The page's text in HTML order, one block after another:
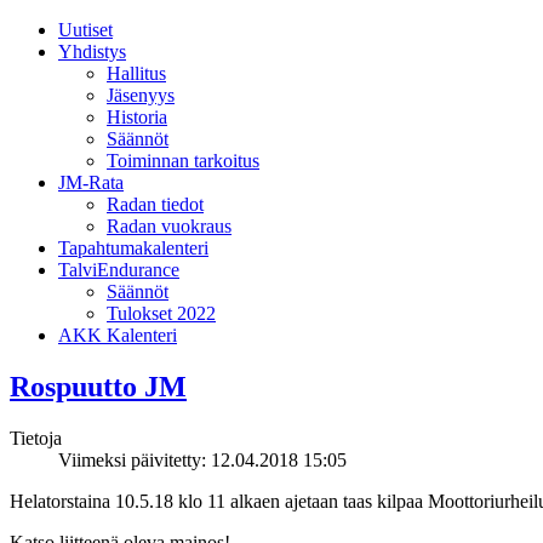
Uutiset
Yhdistys
Hallitus
Jäsenyys
Historia
Säännöt
Toiminnan tarkoitus
JM-Rata
Radan tiedot
Radan vuokraus
Tapahtumakalenteri
TalviEndurance
Säännöt
Tulokset 2022
AKK Kalenteri
Rospuutto JM
Tietoja
Viimeksi päivitetty: 12.04.2018 15:05
Helatorstaina 10.5.18 klo 11 alkaen ajetaan taas kilpaa